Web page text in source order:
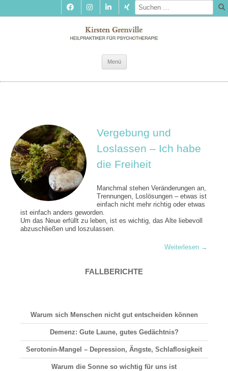
Menü
springen
Vergebung und
Loslassen – Ich habe
die Freiheit
Manchmal stehen Veränderungen an,
Trennungen, Loslösungen – etwas ist
einfach nicht mehr richtig oder etwas
ist einfach anders geworden.
Um das Neue erfüllt zu leben, ist es wichtig, das Alte liebevoll
abzuschließen und loszulassen.
Weiterlesen →
FALLBERICHTE
Warum sich Menschen nicht gut entscheiden können
Demenz: Gute Laune, gutes Gedächtnis?
Serotonin-Mangel – Depression, Ängste, Schlaflosigkeit
Warum die Sonne so wichtig für uns ist